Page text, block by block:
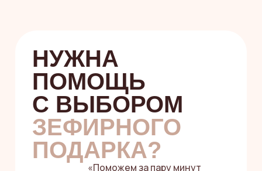
НУЖНА ПОМОЩЬ
С ВЫБОРОМ
Или напишите
в мессенджерах